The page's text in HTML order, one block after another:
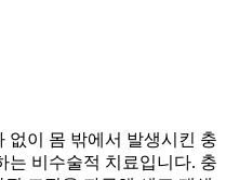
없이 몸 밖에서 발생시킨 충
는 비수술적 치료입니다. 충